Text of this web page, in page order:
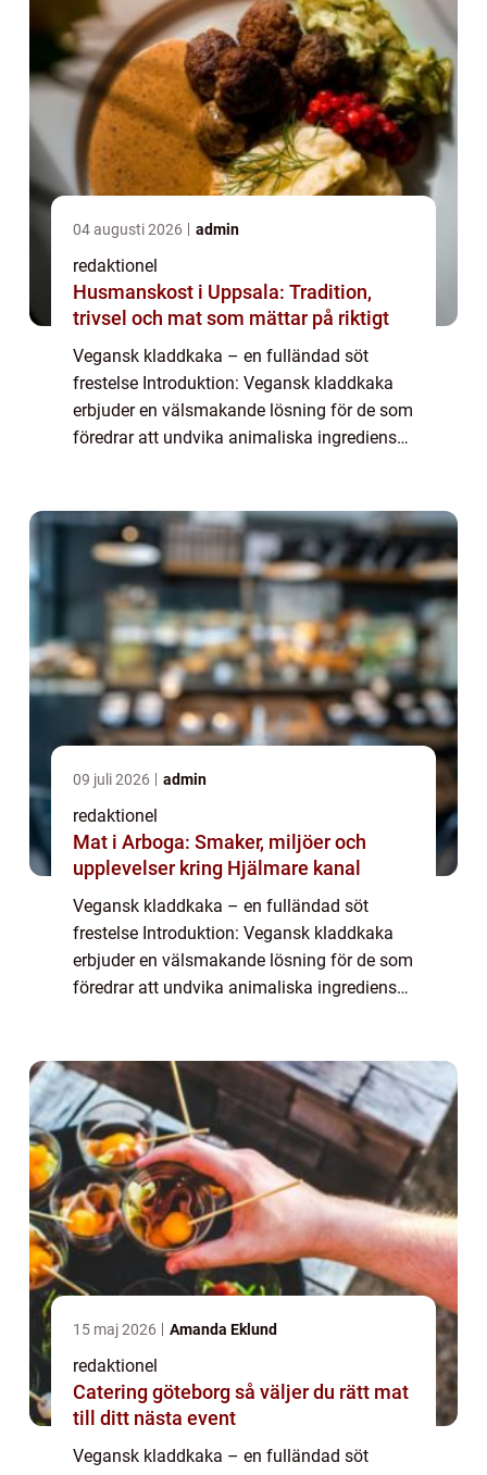
04 augusti 2026 admin
redaktionel
Husmanskost i Uppsala: Tradition,
trivsel och mat som mättar på riktigt
Vegansk kladdkaka – en fulländad söt
frestelse Introduktion: Vegansk kladdkaka
erbjuder en välsmakande lösning för de som
föredrar att undvika animaliska ingredienser
09 juli 2026 admin
redaktionel
Mat i Arboga: Smaker, miljöer och
upplevelser kring Hjälmare kanal
Vegansk kladdkaka – en fulländad söt
frestelse Introduktion: Vegansk kladdkaka
erbjuder en välsmakande lösning för de som
föredrar att undvika animaliska ingredienser
15 maj 2026 Amanda Eklund
redaktionel
Catering göteborg så väljer du rätt mat
till ditt nästa event
Vegansk kladdkaka – en fulländad söt